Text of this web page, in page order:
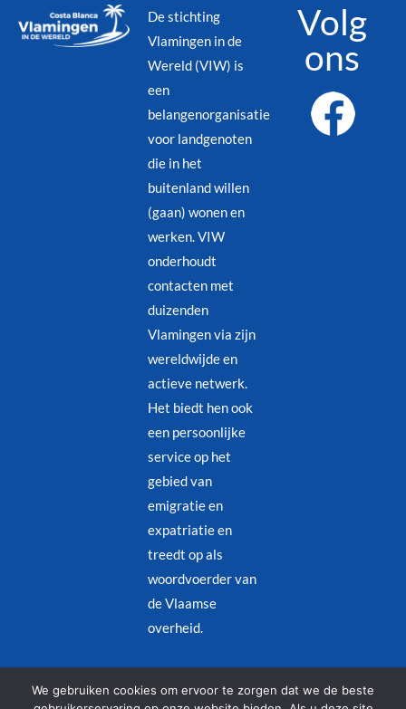
De stichting
Vlamingen in de
Wereld (VIW) is
een
belangenorganisatie
voor landgenoten
die in het
buitenland willen
(gaan) wonen en
werken. VIW
onderhoudt
contacten met
duizenden
Vlamingen via zijn
wereldwijde en
actieve netwerk.
Het biedt hen ook
een persoonlijke
service op het
gebied van
emigratie en
expatriatie en
treedt op als
woordvoerder van
de Vlaamse
overheid.
Volg
ons
Juridische kennisgeving–Privacybeleid
We gebruiken cookies om ervoor te zorgen dat we de beste